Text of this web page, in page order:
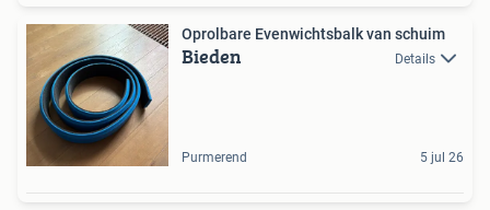
Oprolbare Evenwichtsbalk van schuim
Bieden Details
Purmerend 5 jul 26